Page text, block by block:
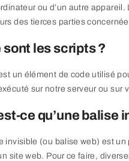
ou d’un autre
des tierces parties
sont les scripts ?
un élément de code utilisé
sur notre serveur ou sur
ce qu’une balise
invisible (ou balise web) est
site web. Pour ce faire,